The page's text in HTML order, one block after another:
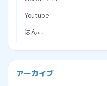
Youtube
はんこ
ブラウザ
会社経営
アーカイブ